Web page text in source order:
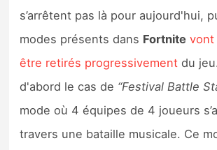
s’arrêtent pas là pour aujourd'hui,
modes présents dans Fortnite vont
être retirés progressivement du
d'abord le cas de “Festival Battle
mode où 4 équipes de 4 joueurs
travers une bataille musicale. Ce